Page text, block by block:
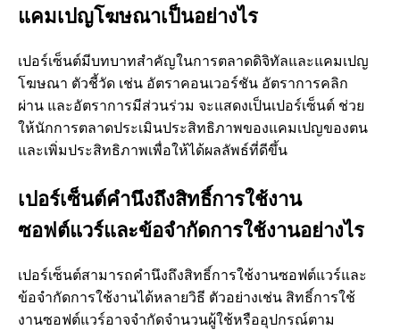
แคมเปญโฆษณาเป็นอย่างไร
เปอร์เซ็นต์มีบทบาทสำคัญในการตลาดดิจิทัลและแคมเปญ
โฆษณา ตัวชี้วัด เช่น อัตราคอนเวอร์ชัน อัตราการคลิก
ผ่าน และอัตราการมีส่วนร่วม จะแสดงเป็นเปอร์เซ็นต์ ช่วย
ให้นักการตลาดประเมินประสิทธิภาพของแคมเปญของตน
และเพิ่มประสิทธิภาพเพื่อให้ได้ผลลัพธ์ที่ดีขึ้น
เปอร์เซ็นต์คำนึงถึงสิทธิ์การใช้งาน
ซอฟต์แวร์และข้อจำกัดการใช้งานอย่างไร
เปอร์เซ็นต์สามารถคำนึงถึงสิทธิ์การใช้งานซอฟต์แวร์และ
ข้อจำกัดการใช้งานได้หลายวิธี ตัวอย่างเช่น สิทธิ์การใช้
งานซอฟต์แวร์อาจจำกัดจำนวนผู้ใช้หรืออุปกรณ์ตาม